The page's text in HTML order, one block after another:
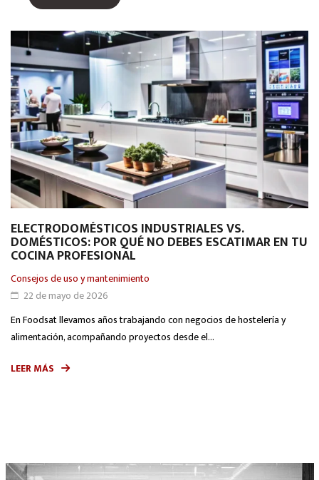
ELECTRODOMÉSTICOS INDUSTRIALES VS.
DOMÉSTICOS: POR QUÉ NO DEBES ESCATIMAR EN TU
COCINA PROFESIONAL
Consejos de uso y mantenimiento
22 de mayo de 2026
En Foodsat llevamos años trabajando con negocios de hostelería y
alimentación, acompañando proyectos desde el...
LEER MÁS